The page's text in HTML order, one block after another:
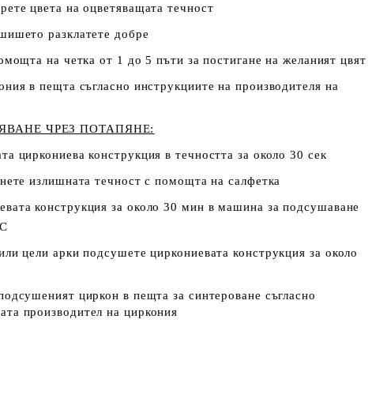
цвета на оцветяващата течност
разклатете добре
на четка от 1 до 5 пъти за постигане на желаният цвят
в пещта съгласно инструкциите на производителя на
ЧРЕЗ ПОТАПЯНЕ:
циркониева конструкция в течността за около 30 сек
излишната течност с помощта на салфетка
конструкция за около 30 мин в машина за подсушаване
С
цели арки подсушете циркониевата конструкция за около
циркон в пещта за синтероване съгласно
производител на циркония